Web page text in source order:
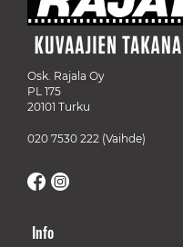
Osk. Rajala Oy
PL 175
20101 Turku
020 7530 222 (Vaihde)
Info